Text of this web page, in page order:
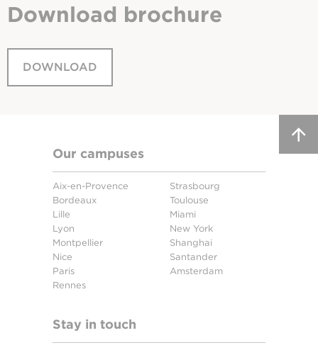
Download brochure
DOWNLOAD
Our campuses
Aix-en-Provence
Bordeaux
Lille
Lyon
Montpellier
Nice
Paris
Rennes
Strasbourg
Toulouse
Miami
New York
Shanghai
Santander
Amsterdam
Stay in touch